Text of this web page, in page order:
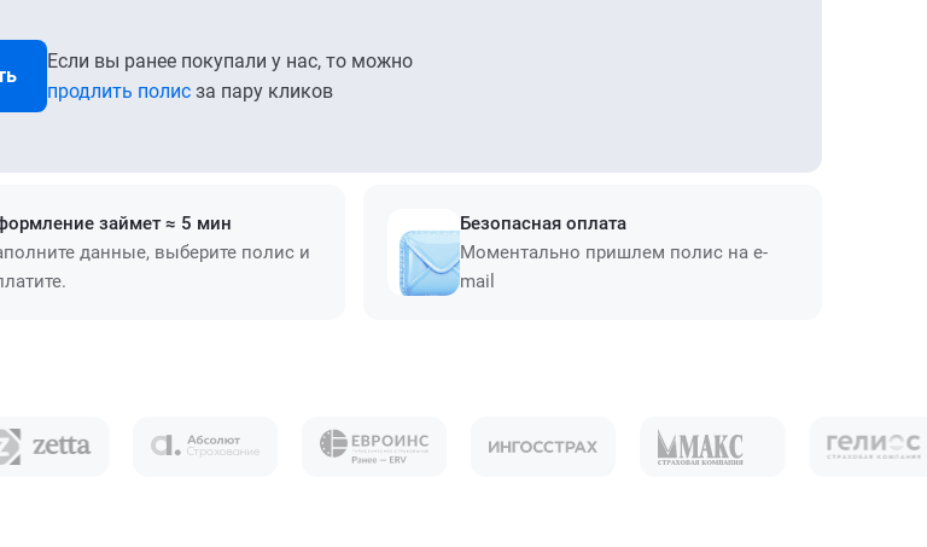
Если вы ранее покупали у нас, то можно
продлить полис за пару кликов
займет ≈ 5 мин
данные, выберите полис и
Безопасная оплата
Моментально пришлем полис на e-
mail